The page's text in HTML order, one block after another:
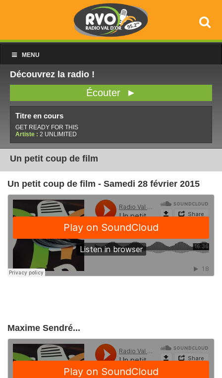
MENU
Découvrez la radio !
Écouter ►
Titre en cours
GET READY FOR THIS
Artiste : 2 UNLIMITED
Un petit coup de film
Un petit coup de film - Samedi 28 février 2015
Maxime Sendré...